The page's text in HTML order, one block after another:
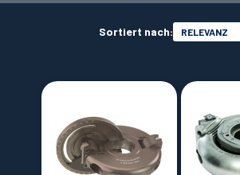
FERS & PLAQUETTES
LAMES SCIES RUBAN
Diamètre
Angle du chanfrein
Sortiert nach:
RELEVANZ